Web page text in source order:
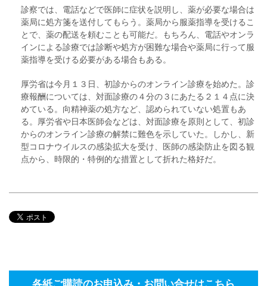
診察では、電話などで医師に症状を説明し、薬が必要な場合は
薬局に処方箋を送付してもらう。薬局から服薬指導を受けるこ
とで、薬の配送を頼むことも可能だ。もちろん、電話やオンラ
インによる診療では診断や処方が困難な場合や薬局に行って服
薬指導を受ける必要がある場合もある。
厚労省は今月１３日、初診からのオンライン診療を始めた。診
療報酬については、対面診療の４分の３にあたる２１４点に決
めている。向精神薬の処方など、認められていない処置もあ
る。厚労省や日本医師会などは、対面診療を原則として、初診
からのオンライン診療の解禁に難色を示していた。しかし、新
型コロナウイルスの感染拡大を受け、医師の感染防止を図る観
点から、時限的・特例的な措置として折れた格好だ。